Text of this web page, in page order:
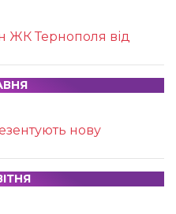
ЖК Тернополя від
нову